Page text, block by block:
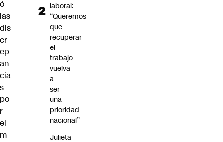
ó
las
dis
cr
ep
an
cia
s
po
r
el
m
laboral:
“Queremos
que
recuperar
el
trabajo
vuelva
a
ser
una
prioridad
nacional”
Julieta